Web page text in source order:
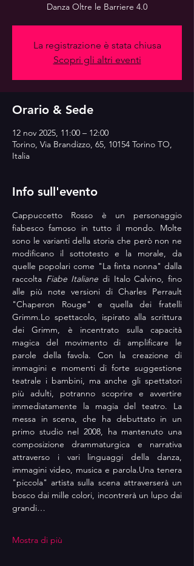
Danza Oltre le Barriere 4.0
La registrazione è stata chiusa
Scopri gli altri eventi
Orario & Sede
12 nov 2025, 11:00 – 12:00
Torino, Via Brandizzo, 65, 10154 Torino TO,
Italia
Info sull'evento
Cappuccetto Rosso è un personaggio
fiabesco famoso in tutto il mondo. Molte
sono le varianti della storia che però non ne
modificano il sottotesto e la morale, da
quelle popolari come "La finta nonna" dalla
raccolta Fiabe Italiane di Italo Calvino, fino
alle più note versioni di Charles Perrault
"Chaperon Rouge" e quella dei fratelli
Grimm.Lo spettacolo, ispirato alla scrittura
dei Grimm, è incentrato sulla capacità
magica del movimento di amplificare le
parole della favola. Con la creazione di
immagini e momenti di forte suggestione
teatrale i bambini, ma anche gli spettatori
più adulti, potranno scoprire e avvertire
immediatamente la magia del teatro. La
messa in scena, che ha debuttato in un
primo studio nel 2008, ha mantenuto una
composizione drammaturgica e narrativa
attraverso i vari linguaggi della danza,
immagini video, musica e parola.Una tenera
"piccola" artista sulla scena attraverserà un
bosco dai mille colori, incontrerà un lupo dai
grandi…
Mostra di più